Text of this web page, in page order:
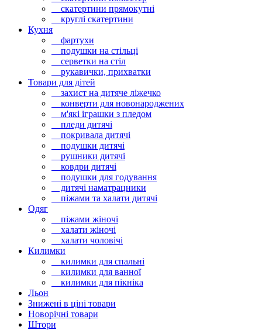
скатертини прямокутні
круглі скатертини
Кухня
фартухи
подушки на стільці
серветки на стіл
рукавички, прихватки
Товари для дітей
захист на дитяче ліжечко
конверти для новонароджених
м'які іграшки з пледом
пледи дитячі
покривала дитячі
подушки дитячі
рушники дитячі
ковдри дитячі
подушки для годування
дитячі наматрацники
піжами та халати дитячі
Одяг
піжами жіночі
халати жіночі
халати чоловічі
Килимки
килимки для спальні
килимки для ванної
килимки для пікніка
Льон
Знижені в ціні товари
Новорічні товари
Штори